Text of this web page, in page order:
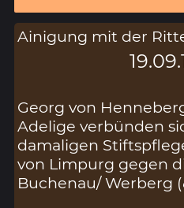
Ainigung mit der
Georg von
Adelige verbünden
damaligen
von Limpurg gegen
Buchenau/ Werberg (